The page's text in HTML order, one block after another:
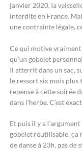
janvier 2020, la
interdite en France.
une contrainte légale,
Ce qui motive vraiment
qu’un gobelet
Il atterrit dans un sac,
le ressort six mois plus
repense à cette soirée
dans l’herbe. C’est
Et puis il y a
gobelet réutilisable, ça
de danse à 23h, pas de